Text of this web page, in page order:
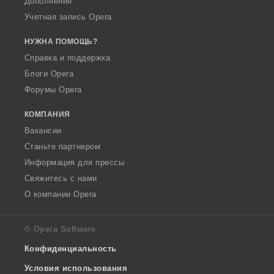
Учетная запись Opera
НУЖНА ПОМОЩЬ?
Справка и поддержка
Блоги Opera
Форумы Opera
КОМПАНИЯ
Вакансии
Станьте партнером
Информация для прессы
Свяжитесь с нами
О компании Opera
© Opera Software
Конфиденциальность
Условия использования